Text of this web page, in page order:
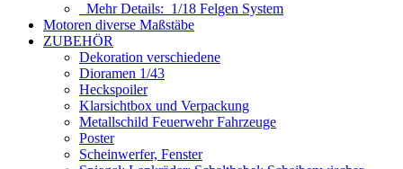
Mehr Details: 1/18 Felgen System
Motoren diverse Maßstäbe
ZUBEHÖR
Dekoration verschiedene
Dioramen 1/43
Heckspoiler
Klarsichtbox und Verpackung
Metallschild Feuerwehr Fahrzeuge
Poster
Scheinwerfer, Fenster